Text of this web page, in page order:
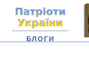
БЛОГИ